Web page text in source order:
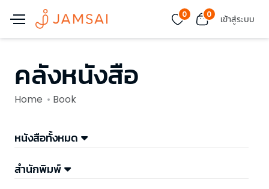
0 0 เข้าสู่ระบบ
คลังหนังสือ
Home Book
หนังสือทั้งหมด
สำนักพิมพ์